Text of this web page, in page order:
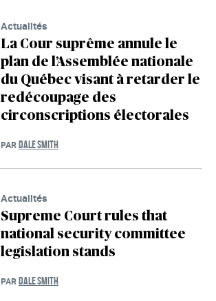
Actualités
La Cour suprême annule le
plan de l’Assemblée nationale
du Québec visant à retarder le
redécoupage des
circonscriptions électorales
PAR DALE SMITH
Actualités
Supreme Court rules that
national security committee
legislation stands
PAR DALE SMITH